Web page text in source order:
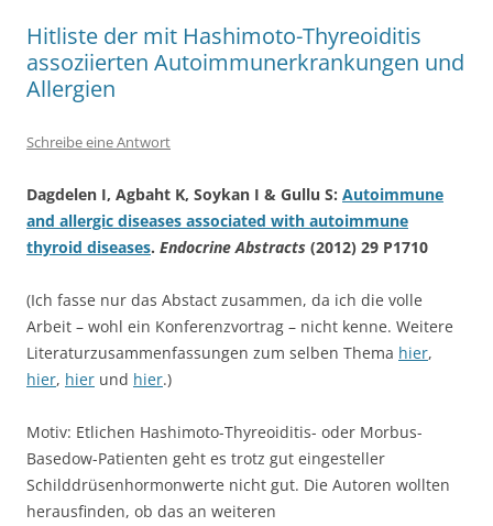
Hitliste der mit Hashimoto-Thyreoiditis
assoziierten Autoimmunerkrankungen und
Allergien
Schreibe eine Antwort
Dagdelen I, Agbaht K, Soykan I & Gullu S: Autoimmune
and allergic diseases associated with autoimmune
thyroid diseases. Endocrine Abstracts (2012) 29 P1710
(Ich fasse nur das Abstact zusammen, da ich die volle
Arbeit – wohl ein Konferenzvortrag – nicht kenne. Weitere
Literaturzusammenfassungen zum selben Thema hier,
hier, hier und hier.)
Motiv: Etlichen Hashimoto-Thyreoiditis- oder Morbus-
Basedow-Patienten geht es trotz gut eingesteller
Schilddrüsenhormonwerte nicht gut. Die Autoren wollten
herausfinden, ob das an weiteren